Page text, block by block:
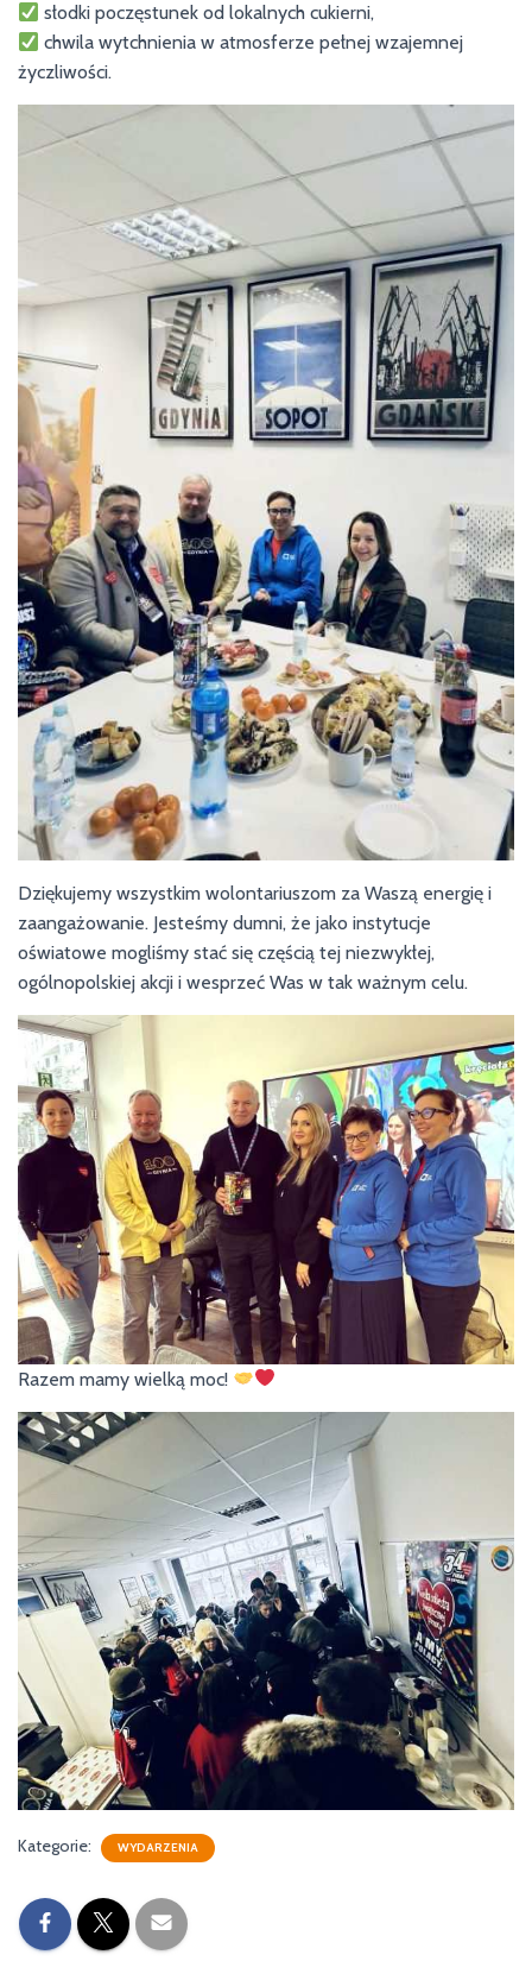
słodki poczęstunek od lokalnych cukierni,
chwila wytchnienia w atmosferze pełnej wzajemnej
życzliwości.
Dziękujemy wszystkim wolontariuszom za Waszą energię i
zaangażowanie. Jesteśmy dumni, że jako instytucje
oświatowe mogliśmy stać się częścią tej niezwykłej,
ogólnopolskiej akcji i wesprzeć Was w tak ważnym celu.
Razem mamy wielką moc!
Kategorie: WYDARZENIA